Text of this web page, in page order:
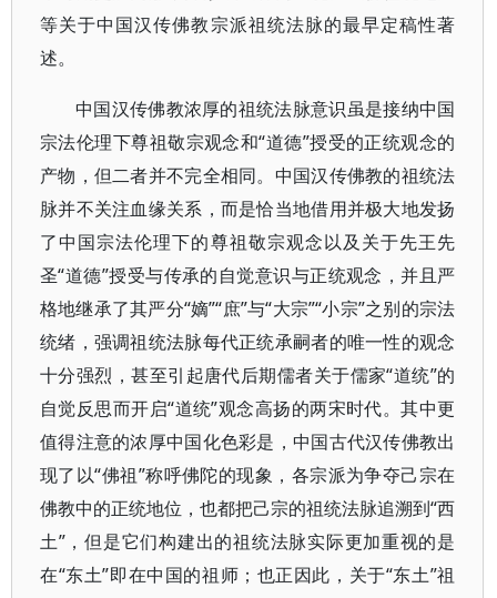
等关于中国汉传佛教宗派祖统法脉的最早定稿性著
述。
中国汉传佛教浓厚的祖统法脉意识虽是接纳中国
宗法伦理下尊祖敬宗观念和“道德”授受的正统观念的
产物，但二者并不完全相同。中国汉传佛教的祖统法
脉并不关注血缘关系，而是恰当地借用并极大地发扬
了中国宗法伦理下的尊祖敬宗观念以及关于先王先
圣“道德”授受与传承的自觉意识与正统观念，并且严
格地继承了其严分“嫡”“庶”与“大宗”“小宗”之别的宗法
统绪，强调祖统法脉每代正统承嗣者的唯一性的观念
十分强烈，甚至引起唐代后期儒者关于儒家“道统”的
自觉反思而开启“道统”观念高扬的两宋时代。其中更
值得注意的浓厚中国化色彩是，中国古代汉传佛教出
现了以“佛祖”称呼佛陀的现象，各宗派为争夺己宗在
佛教中的正统地位，也都把己宗的祖统法脉追溯到“西
土”，但是它们构建出的祖统法脉实际更加重视的是
在“东土”即在中国的祖师；也正因此，关于“东土”祖